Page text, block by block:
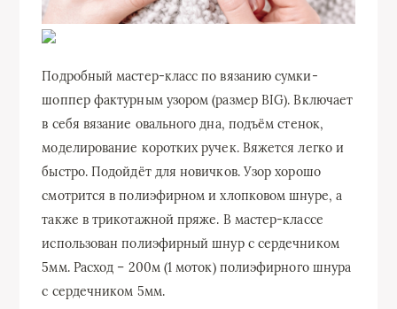
Подробный мастер-класс по вязанию сумки-
шоппер фактурным узором (размер BIG). Включает
в себя вязание овального дна, подъём стенок,
моделирование коротких ручек. Вяжется легко и
быстро. Подойдёт для новичков. Узор хорошо
смотрится в полиэфирном и хлопковом шнуре, а
также в трикотажной пряже. В мастер-классе
использован полиэфирный шнур с сердечником
5мм. Расход – 200м (1 моток) полиэфирного шнура
с сердечником 5мм.